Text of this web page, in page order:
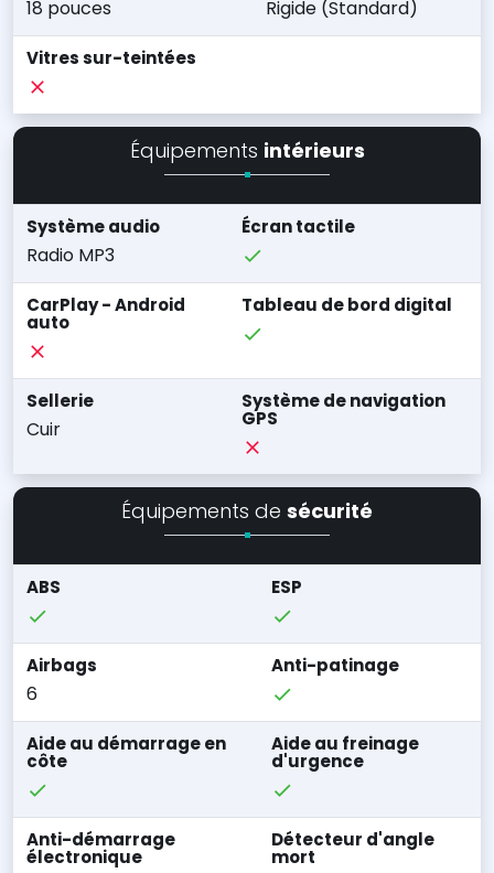
18 pouces Rigide (Standard)
Vitres sur-teintées
Équipements intérieurs
Système audio
Radio MP3
Écran tactile
CarPlay - Android
auto
Tableau de bord digital
Sellerie
Cuir
Système de navigation
GPS
Équipements de sécurité
ABS ESP
Airbags
6
Anti-patinage
Aide au démarrage en
côte
Aide au freinage
d'urgence
Anti-démarrage
électronique
Détecteur d'angle
mort